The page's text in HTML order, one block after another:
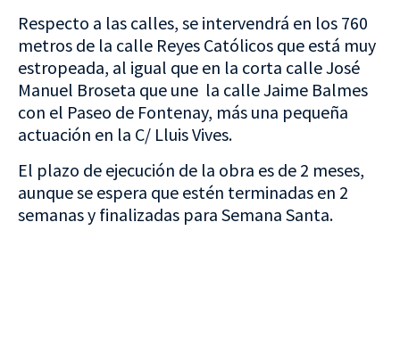
Respecto a las calles, se intervendrá en los 760
metros de la calle Reyes Católicos que está muy
estropeada, al igual que en la corta calle José
Manuel Broseta que une la calle Jaime Balmes
con el Paseo de Fontenay, más una pequeña
actuación en la C/ Lluis Vives.
El plazo de ejecución de la obra es de 2 meses,
aunque se espera que estén terminadas en 2
semanas y finalizadas para Semana Santa.